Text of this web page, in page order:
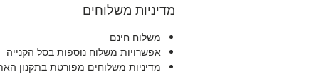
מדיניות משלוחים
משלוח חינם
אפשרויות משלוח נוספות בסל הקנייה
מדיניות משלוחים מפורטת בתקנון